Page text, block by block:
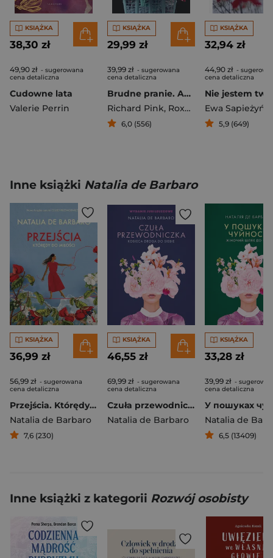
KSIĄŻKA
38,30 zł
49,90 zł - sugerowana
cena detaliczna
Cudowne lata
Valerie Perrin
KSIĄŻKA
29,99 zł
39,99 zł - sugerowana
cena detaliczna
Brudne pranie. ADHD u dorosłych i jak sobie z nim radzić
Richard Pink, Roxanne Emery ,
6,0 (556)
KSIĄŻKA
32,94 zł
44,90 zł -
cena detaliczna
Ewa
5,9 (649)
Inne książki Natalia de Barbaro
KSIĄŻKA
36,99 zł
56,99 zł - sugerowana
cena detaliczna
Przejścia. Którędy do miłości
Natalia de Barbaro
7,6 (230)
KSIĄŻKA
46,55 zł
69,99 zł - sugerowana
cena detaliczna
Czuła przewodniczka. Kobieca droga do siebie. Wydanie jubileuszowe
Natalia de Barbaro
KSIĄŻKA
33,28 zł
39,99 zł -
cena detaliczna
Natalia de
6,5 (13409)
Inne książki z kategorii Rozwój osobisty